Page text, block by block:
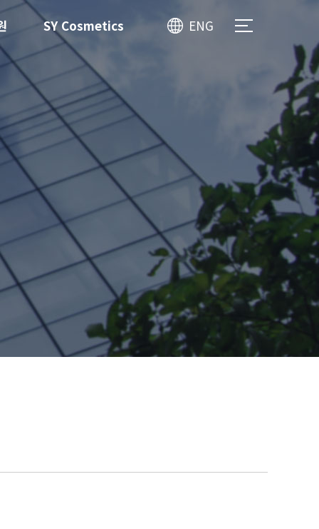
ENG
SY Cosmetics